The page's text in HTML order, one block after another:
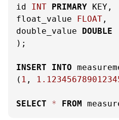
id INT PRIMARY KEY,
float_value FLOAT ,
double_value DOUBLE
);
INSERT INTO
( 1 ,
SELECT * FROM